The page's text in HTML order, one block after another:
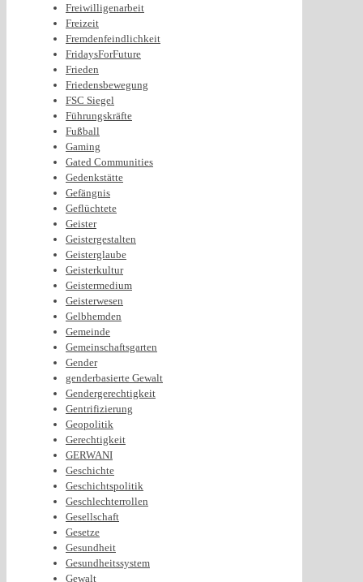
Freiwilligenarbeit
Freizeit
Fremdenfeindlichkeit
FridaysForFuture
Frieden
Friedensbewegung
FSC Siegel
Führungskräfte
Fußball
Gaming
Gated Communities
Gedenkstätte
Gefängnis
Geflüchtete
Geister
Geistergestalten
Geisterglaube
Geisterkultur
Geistermedium
Geisterwesen
Gelbhemden
Gemeinde
Gemeinschaftsgarten
Gender
genderbasierte Gewalt
Gendergerechtigkeit
Gentrifizierung
Geopolitik
Gerechtigkeit
GERWANI
Geschichte
Geschichtspolitik
Geschlechterrollen
Gesellschaft
Gesetze
Gesundheit
Gesundheitssystem
Gewalt